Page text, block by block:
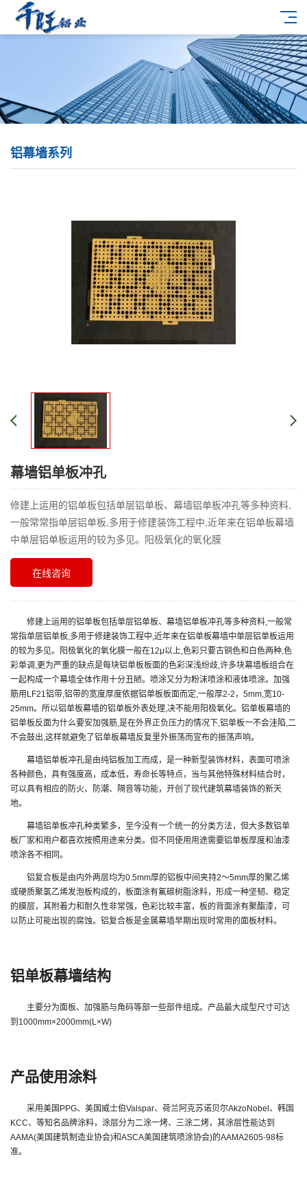
铝幕墙系列
幕墙铝单板冲孔
修建上运用的铝单板包括单层铝单板、幕墙铝单板冲孔等多种资料,
一般常常指单层铝单板,多用于修建装饰工程中,近年来在铝单板幕墙
中单层铝单板运用的较为多见。阳极氧化的氧化膜
在线咨询
修建上运用的铝单板包括单层铝单板、幕墙铝单板冲孔等多种资料,一般常
常指单层铝单板,多用于修建装饰工程中,近年来在铝单板幕墙中单层铝单板运用
的较为多见。阳极氧化的氧化膜一般在12μ以上,色彩只要古铜色和白色两种,色
彩单调,更为严重的缺点是每块铝单板板面的色彩深浅纷歧,许多块幕墙板组合在
一起构成一个幕墙全体作用十分丑陋。喷涂又分为粉沫喷涂和液体喷涂。加强
筋用LF21铝带,铝带的宽度厚度依据铝单板板面而定,一般厚2-2，5mm,宽10-
25mm。所以铝单板幕墙的铝单板外表处理,决不能用阳极氧化。铝单板幕墙的
铝单板反面为什么要安加强筋,是在外界正负压力的情况下,铝单板一不会洼陷,二
不会鼓出,这样就避免了铝单板幕墙反复里外振荡而宣布的振荡声响。
幕墙铝单板冲孔是由纯铝板加工而成，是一种新型装饰材料，表面可喷涂
各种颜色，具有强度高，成本低，寿命长等特点，当与其他特殊材料结合时，
可以具有相应的防火、防潮、隔音等功能，开创了现代建筑幕墙装饰的新天
地。
幕墙铝单板冲孔种类繁多，至今没有一个统一的分类方法，但大多数铝单
板厂家和用户都喜欢按照用途来分类。但不同使用用途需要铝单板厚度和油漆
喷涂各不相同。
铝复合板是由内外两层均为0.5mm厚的铝板中间夹持2～5mm厚的聚乙烯
或硬质聚氯乙烯发泡板构成的，板面涂有氟碳树脂涂料，形成一种坚韧、稳定
的膜层，其附着力和耐久性非常强，色彩比较丰富，板的背面涂有聚酯漆，可
以防止可能出现的腐蚀。铝复合板是金属幕墙早期出现时常用的面板材料。
铝单板幕墙结构
主要分为面板、加强筋与角码等部一些部件组成。产品最大成型尺寸可达
到1000mm×2000mm(L×W)
产品使用涂料
采用美国PPG、美国威士伯Valspar、荷兰阿克苏诺贝尔AkzoNobel、韩国
KCC、等知名品牌涂料，涂层分为二涂一烤、三涂二烤，其涂层性能达到
AAMA(美国建筑制造业协会)和ASCA美国建筑喷涂协会)的AAMA2605-98标
准。